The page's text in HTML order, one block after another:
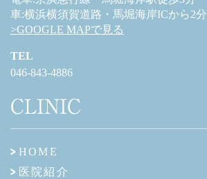
車:横浜横須賀道路・馬堀海岸ICから2分
>GOOGLE MAPで見る
TEL
046-843-4886
CLINIC
HOME
医院紹介